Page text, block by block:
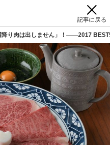
記事に戻る
降り肉は出しません」！――2017